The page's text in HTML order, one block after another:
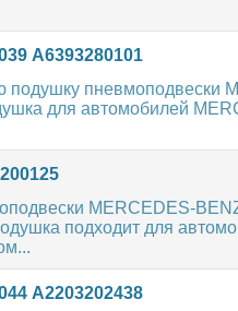
A6393280101
пневмоподвески
для автомобилей
MERCEDES-
подходит для
A2203202438